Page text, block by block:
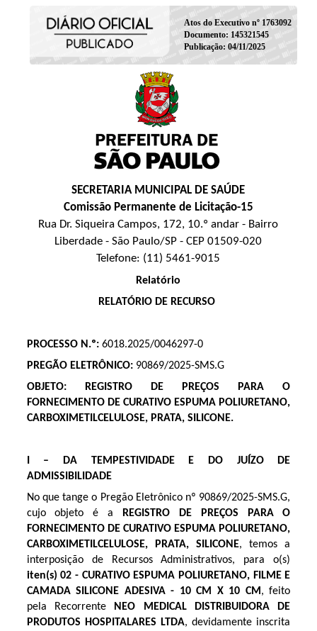
Atos do Executivo nº 1763092
Documento: 145321545
Publicação: 04/11/2025
SECRETARIA MUNICIPAL DE SAÚDE
Comissão Permanente de Licitação-15
Rua Dr. Siqueira Campos, 172, 10.º andar - Bairro
Liberdade - São Paulo/SP - CEP 01509-020
Telefone: (11) 5461-9015
Relatório
RELATÓRIO DE RECURSO
PROCESSO N.º:6018.2025/0046297-0
PREGÃO ELETRÔNICO:90869/2025-SMS.G
OBJETO:
REGISTRO DE PREÇOS PARA O
FORNECIMENTO DE CURATIVO ESPUMA POLIURETANO,
CARBOXIMETILCELULOSE, PRATA, SILICONE.
I – DA TEMPESTIVIDADE E DO JUÍZO DE
ADMISSIBILIDADE
No que tange o Pregão Eletrônico nº 90869/2025-SMS.G,
cujo objeto é a
REGISTRO DE PREÇOS PARA O
FORNECIMENTO DE CURATIVO ESPUMA POLIURETANO,
CARBOXIMETILCELULOSE, PRATA, SILICONE, temos a
interposição de Recursos Administrativos, para o(s)
iten(s) 02 - CURATIVO ESPUMA POLIURETANO, FILME E
CAMADA SILICONE ADESIVA - 10 CM X 10 CM, feito
pela Recorrente
NEO MEDICAL DISTRIBUIDORA DE
PRODUTOS HOSPITALARES LTDA, devidamente inscrita